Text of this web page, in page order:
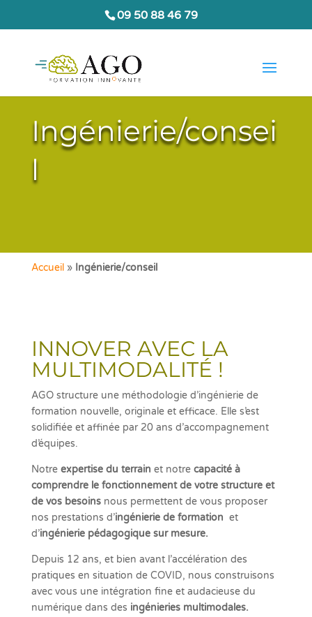
09 50 88 46 79
Ingénierie/consei
l
Accueil» Ingénierie/conseil
INNOVER AVEC LA
MULTIMODALITÉ !
AGO structure une méthodologie d’ingénierie de
formation nouvelle, originale et efficace. Elle s’est
solidifiée et affinée par 20 ans d’accompagnement
d’équipes.
Notre expertise du terrain et notre capacité à
comprendre le fonctionnement de votre structure et
de vos besoinsnous permettent de vous proposer
nos prestations d’ingénierie de formation et
d’ingénierie pédagogique sur mesure.
Depuis 12 ans, et bien avant l’accélération des
pratiques en situation de COVID, nous construisons
avec vous une intégration fine et audacieuse du
numérique dans des ingénieries multimodales.